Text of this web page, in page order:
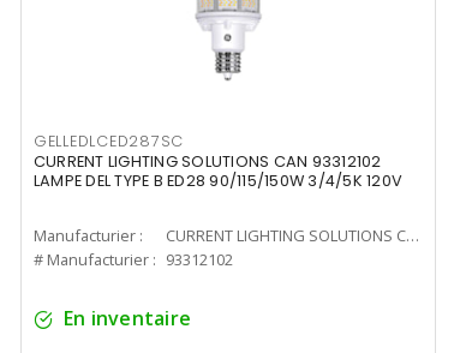
GELLEDLCED287SC
CURRENT LIGHTING SOLUTIONS CAN 93312102
LAMPE DEL TYPE B ED28 90/115/150W 3/4/5K 120V
Manufacturier :
CURRENT LIGHTING SOLUTIONS CAN
# Manufacturier : 93312102
En inventaire